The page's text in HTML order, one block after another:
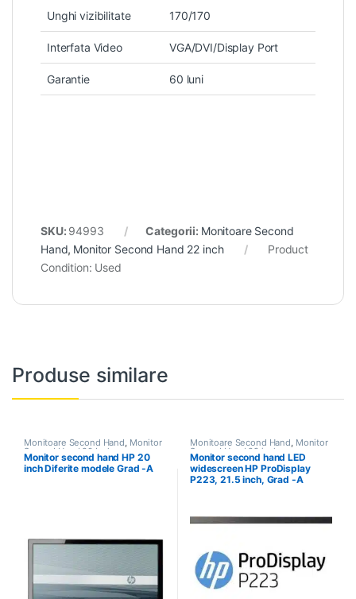
Unghi vizibilitate 170/170
Interfata Video VGA/DVI/Display Port
Garantie 60 luni
SKU: 94993 Categorii: Monitoare Second
Hand, Monitor Second Hand 22 inch
Product
Condition: Used
Produse similare
Monitoare Second Hand, Monitor
Second Hand 20 Inch
Monitor second hand HP 20
inch Diferite modele Grad -A
Monitoare Second Hand, Monitor
Second Hand 22 inch
Monitor second hand LED
widescreen HP ProDisplay
P223, 21.5 inch, Grad -A